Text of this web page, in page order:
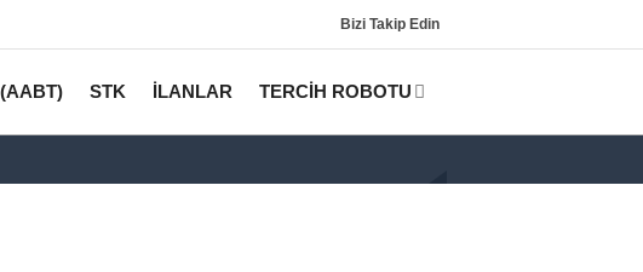
Bizi Takip Edin
STK İLANLAR TERCİH ROBOTU